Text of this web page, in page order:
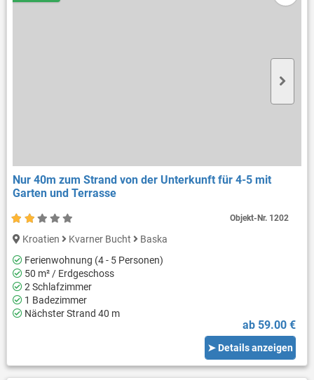
Nur 40m zum Strand von der Unterkunft für 4-5 mit
Garten und Terrasse
Kroatien Kvarner Bucht
Baska
Ferienwohnung (4 - 5 Personen)
50 m² / Erdgeschoss
2 Schlafzimmer
1 Badezimmer
Nächster Strand 40 m
ab 59.00 €
➤ Details anzeigen
Objekt-Nr. 1202